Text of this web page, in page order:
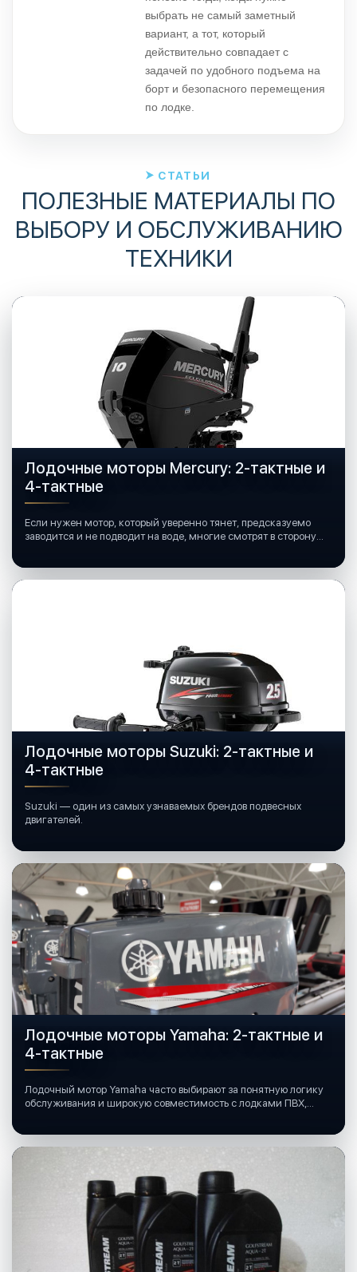
выбрать не самый заметный
вариант, а тот, который
действительно совпадает с
задачей по удобного подъема на
борт и безопасного перемещения
по лодке.
СТАТЬИ
ПОЛЕЗНЫЕ МАТЕРИАЛЫ ПО
ВЫБОРУ И ОБСЛУЖИВАНИЮ
ТЕХНИКИ
Лодочные моторы Mercury: 2-тактные и
4-тактные
Если нужен мотор, который уверенно тянет, предсказуемо
заводится и не подводит на воде, многие смотрят в сторону
Лодочные моторы Suzuki: 2-тактные и
4-тактные
Suzuki — один из самых узнаваемых брендов подвесных
двигателей.
Лодочные моторы Yamaha: 2-тактные и
4-тактные
Лодочный мотор Yamaha часто выбирают за понятную логику
обслуживания и широкую совместимость с лодками ПВХ,